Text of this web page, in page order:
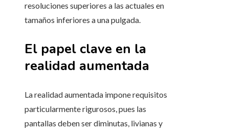
resoluciones superiores a las actuales en
tamaños inferiores a una pulgada.
El papel clave en la
realidad aumentada
La realidad aumentada impone requisitos
particularmente rigurosos, pues las
pantallas deben ser diminutas, livianas y